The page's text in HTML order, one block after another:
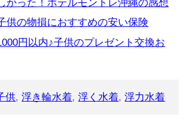
かった！ホテルモントレ沖縄の感想
供の物損におすすめの安い保険
円以内♪子供のプレゼント交換お
供,浮き輪水着,浮く水着,浮力水着